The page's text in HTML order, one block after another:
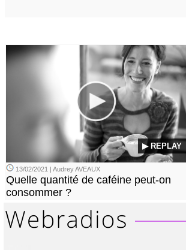
▶ REPLAY
13/02/2021 | Audrey AVEAUX
Quelle quantité de caféine peut-on
consommer ?